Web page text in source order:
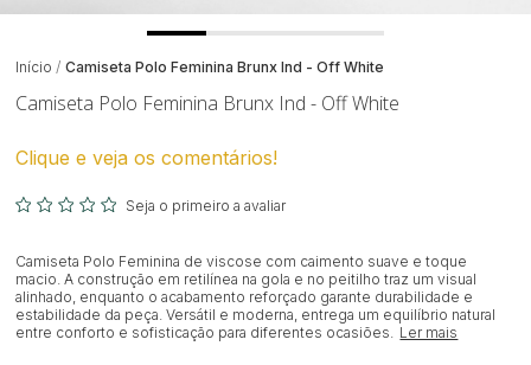
Início Camiseta Polo Feminina Brunx Ind - Off White
Camiseta Polo Feminina Brunx Ind - Off White
Clique e veja os comentários!
Seja o primeiro a avaliar
Camiseta Polo Feminina de viscose com caimento suave e toque
macio. A construção em retilínea na gola e no peitilho traz um visual
alinhado, enquanto o acabamento reforçado garante durabilidade e
estabilidade da peça. Versátil e moderna, entrega um equilíbrio natural
entre conforto e sofisticação para diferentes ocasiões. Ler mais